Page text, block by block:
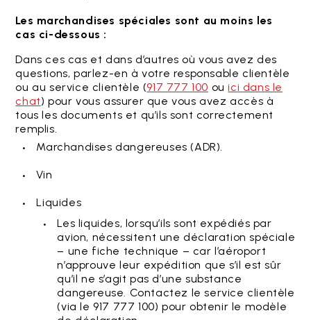
Les marchandises spéciales sont au moins les
cas ci-dessous :
Dans ces cas et dans d’autres où vous avez des
questions, parlez-en à votre responsable clientèle
ou au service clientèle (917 777 100 ouici dans le
chat) pour vous assurer que vous avez accès à
tous les documents et qu’ils sont correctement
remplis.
Marchandises dangereuses (ADR).
Vin
Liquides
Les liquides, lorsqu’ils sont expédiés par
avion, nécessitent une déclaration spéciale
– une fiche technique – car l’aéroport
n’approuve leur expédition que s’il est sûr
qu’il ne s’agit pas d’une substance
dangereuse. Contactez le service clientèle
(via le 917 777 100) pour obtenir le modèle